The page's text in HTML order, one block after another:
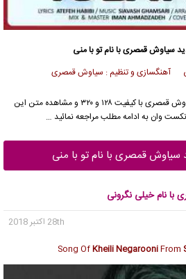
سیاوش قمصریبا نام تو با منی
آهنگسازی و تنظیم : سیاوش قمصری
قمصری
با کیفیت ۱۲۸ و ۳۲۰ و مشاهده متن این
وان به ادامه مطلب مراجعه نمائید …
سیاوش قمصری با نام تو با منی
نام خیلی نگرونی
28th اکتبر 2018
Song OfKheili NegarooniFrom